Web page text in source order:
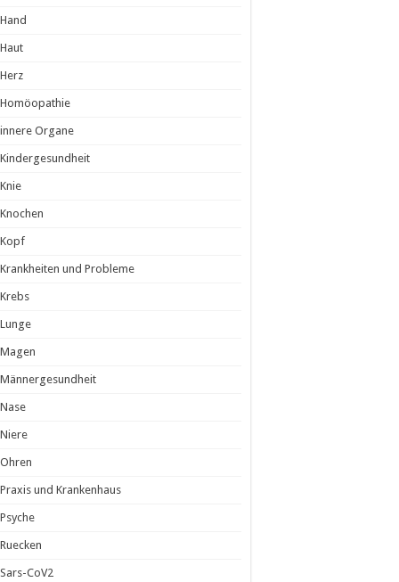
Hand
Haut
Herz
Homöopathie
innere Organe
Kindergesundheit
Knie
Knochen
Kopf
Krankheiten und Probleme
Krebs
Lunge
Magen
Männergesundheit
Nase
Niere
Ohren
Praxis und Krankenhaus
Psyche
Ruecken
Sars-CoV2